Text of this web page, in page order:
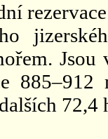
885–912
72,4